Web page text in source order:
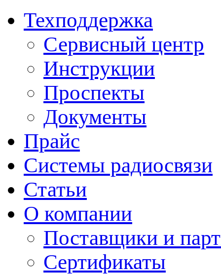
Техподдержка
Сервисный центр
Инструкции
Проспекты
Документы
Прайс
Системы радиосвязи
Статьи
О компании
Поставщики и
Cертификаты